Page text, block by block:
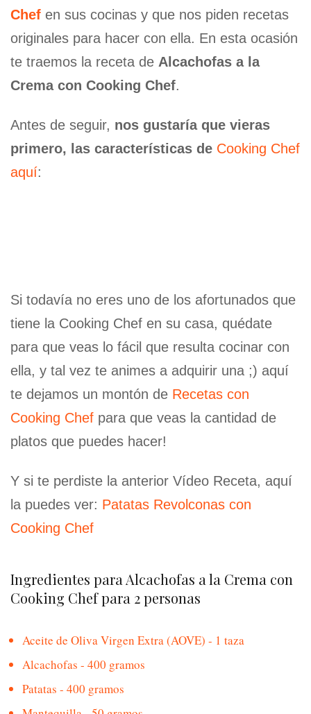
Chef en sus cocinas y que nos piden recetas
originales para hacer con ella. En esta ocasión
te traemos la receta de Alcachofas a la
Crema con Cooking Chef.
Antes de seguir, nos gustaría que vieras
primero, las características de Cooking Chef
aquí:
Si todavía no eres uno de los afortunados que
tiene la Cooking Chef en su casa, quédate
para que veas lo fácil que resulta cocinar con
ella, y tal vez te animes a adquirir una ;) aquí
te dejamos un montón de Recetas con
Cooking Chef para que veas la cantidad de
platos que puedes hacer!
Y si te perdiste la anterior Vídeo Receta, aquí
la puedes ver: Patatas Revolconas con
Cooking Chef
Ingredientes para Alcachofas a la Crema con
Cooking Chef para 2 personas
Aceite de Oliva Virgen Extra (AOVE) - 1 taza
Alcachofas - 400 gramos
Patatas - 400 gramos